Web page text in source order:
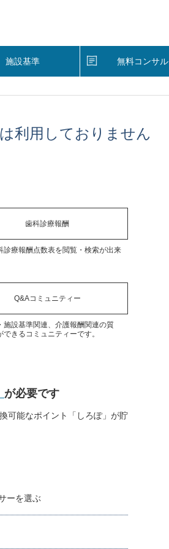
施設基準 無料コンサル
利用しておりません
歯科診療報酬
診療報酬点数表を閲覧・検索が出来
Q&Aコミュニティー
施設基準関連、介護報酬関連の質
できるコミュニティーです。
が必要です
可能なポイント「しろぽ」が貯
ーを選ぶ